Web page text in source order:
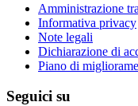
Amministrazione
Informativa privacy
Note legali
Dichiarazione di
Piano di
Seguici su